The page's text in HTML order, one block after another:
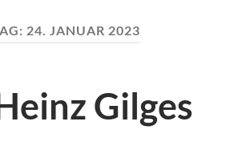
24. JANUAR 2023
Gilges